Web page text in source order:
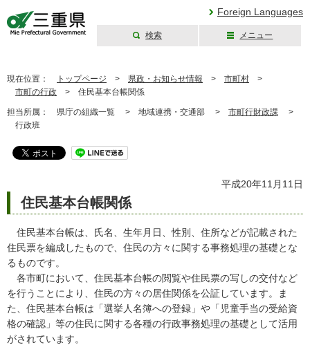
Foreign Languages
検索 メニュー
現在位置： トップページ > 県政・お知らせ情報 > 市町村 >
市町の行政 > 住民基本台帳関係
担当所属： 県庁の組織一覧 > 地域連携・交通部 > 市町行財政課 >
行政班
平成20年11月11日
住民基本台帳関係
住民基本台帳は、氏名、生年月日、性別、住所などが記載された
住民票を編成したもので、住民の方々に関する事務処理の基礎とな
るものです。
各市町において、住民基本台帳の閲覧や住民票の写しの交付など
を行うことにより、住民の方々の居住関係を公証しています。ま
た、住民基本台帳は「選挙人名簿への登録」や「児童手当の受給資
格の確認」等の住民に関する各種の行政事務処理の基礎として活用
がされています。